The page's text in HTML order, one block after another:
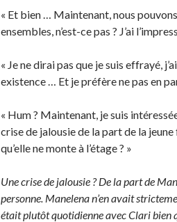
« Et bien … Maintenant, nous
ensembles, n’est-ce pas ? J’ai
« Je ne dirai pas que je suis effrayé,
existence … Et je préfère ne pas en
« Hum ? Maintenant, je suis
crise de jalousie de la part de la
qu’elle ne monte à l’étage ? »
Une crise de jalousie ? De la part de
personne. Manelena n’en avait
était plutôt quotidienne avec Clari bien